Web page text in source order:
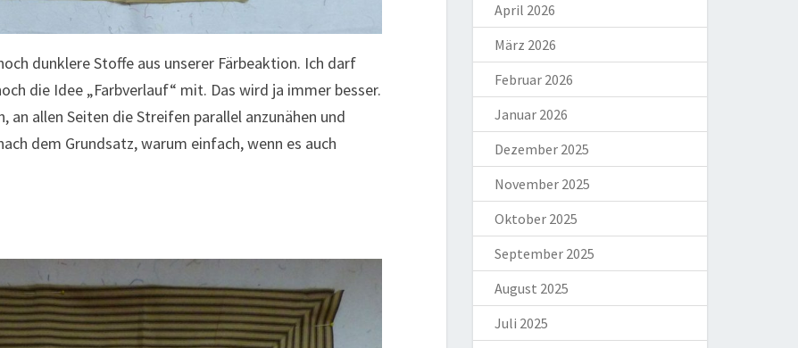
dunklere Stoffe aus unserer Färbeaktion. Ich darf
die Idee „Farbverlauf“ mit. Das wird ja immer besser.
an allen Seiten die Streifen parallel anzunähen und
dem Grundsatz, warum einfach, wenn es auch
April 2026
März 2026
Februar 2026
Januar 2026
Dezember 2025
November 2025
Oktober 2025
September 2025
August 2025
Juli 2025